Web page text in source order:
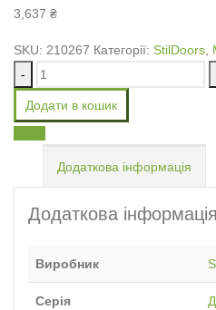
3,637 ₴
SKU: 210267 Категорії: StilDoors
-
Додати в кошик
Додаткова інформація
Додаткова інформація
Виробник
Серія